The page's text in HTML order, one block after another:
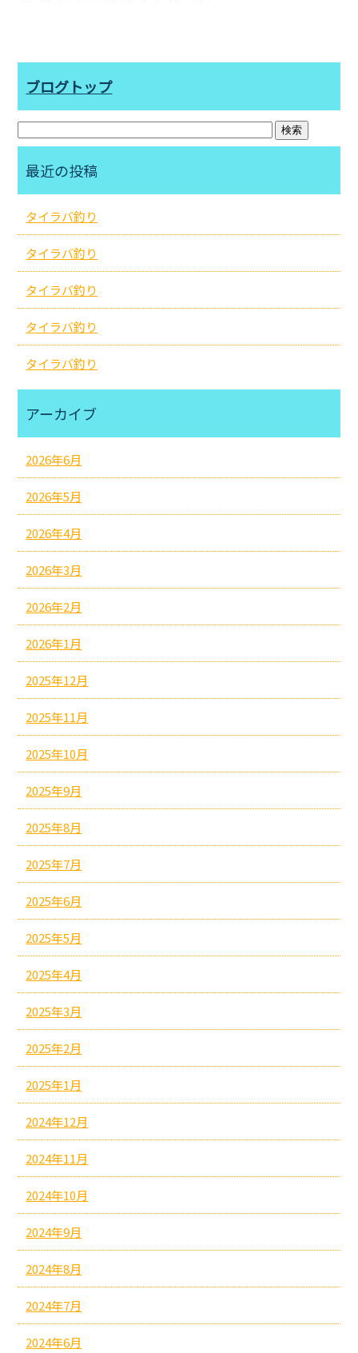
ブログトップ
最近の投稿
タイラバ釣り
タイラバ釣り
タイラバ釣り
タイラバ釣り
タイラバ釣り
アーカイブ
2026年6月
2026年5月
2026年4月
2026年3月
2026年2月
2026年1月
2025年12月
2025年11月
2025年10月
2025年9月
2025年8月
2025年7月
2025年6月
2025年5月
2025年4月
2025年3月
2025年2月
2025年1月
2024年12月
2024年11月
2024年10月
2024年9月
2024年8月
2024年7月
2024年6月